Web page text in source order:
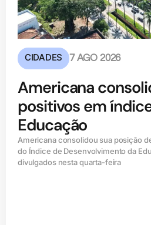
CIDADES 7 AGO 2026
Americana
positivos em
Educação
Americana consolidou sua posição
do Índice de Desenvolvimento da
divulgados nesta quarta-feira